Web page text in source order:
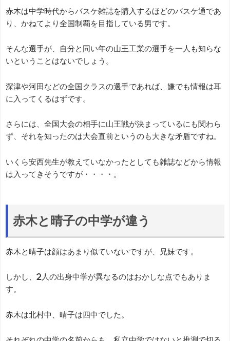
赤木は中学時代からバスケ雑誌を購入するほどのバスケ通であ
り、かねてより全国制覇を目指している男です。
そんな選手が、自分と同い年の山王工業の選手を一人も知らな
いということはないでしょう。
深津や河田などの全国クラスの選手であれば、嫌でも情報は耳
に入ってくるはずです。
さらには、全国大会の相手に山王戦が決まっているにも関わら
ず、それを知ったのは大会直前というのも大きな矛盾ですね。
いくら安西先生が教えていなかったとしても雑誌などから情報
は入ってきそうですが・・・・。
赤木と晴子の中学が違う
赤木と晴子は顔はあまり似ていないですが、兄妹です。
しかし、2人の出身中学が異なるのはおかしな点でもありま
す。
赤木は北村中、晴子は四中でした。